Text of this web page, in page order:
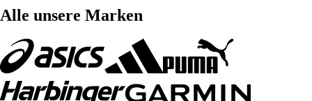
Alle unsere Marken